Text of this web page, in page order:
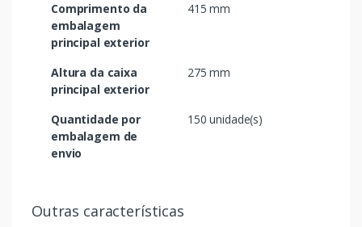
Comprimento da
embalagem
principal exterior
415 mm
Altura da caixa
principal exterior
275 mm
Quantidade por
embalagem de
envio
150 unidade(s)
Outras características